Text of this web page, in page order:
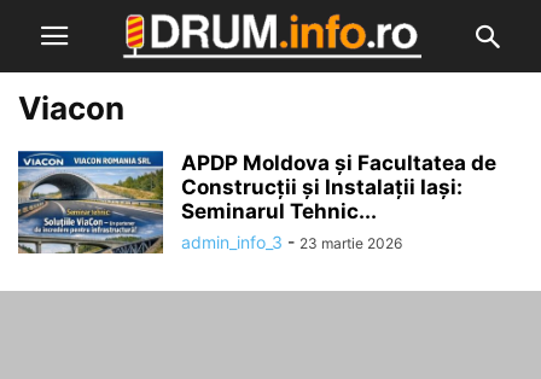
Viacon
APDP Moldova și Facultatea de
Construcții și Instalații Iași:
Seminarul Tehnic...
admin_info_3 - 23 martie 2026